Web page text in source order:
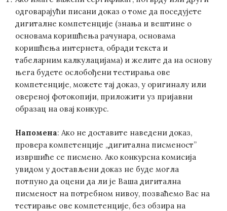
одговарајући писани доказ о томе да поседујете
дигиталне компетенције (знања и вештине о
основама коришћења рачунара, основама
коришћења интернета, обради текста и
табеларним калкулацијама) и желите да на основу
њега будете ослобођени тестирања ове
компетенције, можете тај доказ, у оригиналу или
овереној фотокопији, приложити уз пријавни
образац на овај конкурс.
Напомена: Ако не доставите наведени доказ,
провера компетенције „дигитална писменост”
извршиће се писмено. Ако конкурсна комисија
увидом у достављени доказ не буде могла
потпуно да оцени да ли је Ваша дигитална
писменост на потребном нивоу, позваћемо Вас на
тестирање ове компетенције, без обзира на